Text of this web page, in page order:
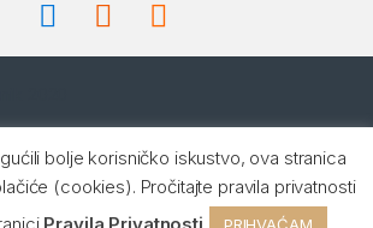
7!
99 22 77 109,
bolje korisničko iskustvo, ova stranica
(cookies). Pročitajte pravila privatnosti